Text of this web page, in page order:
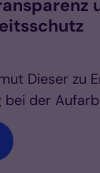
Dieser zu
bei der